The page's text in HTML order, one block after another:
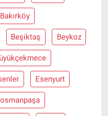
Bakırköy
Beşiktaş Beykoz
Esenyurt